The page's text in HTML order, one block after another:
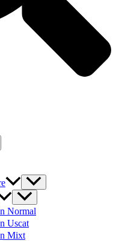
Menu
Toggle
Menu
Toggle
Normal
Uscat
Mixt